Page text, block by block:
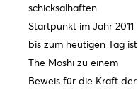
schicksalhaften
Startpunkt im Jahr 2011
bis zum heutigen Tag ist
The Moshi zu einem
Beweis für die Kraft der